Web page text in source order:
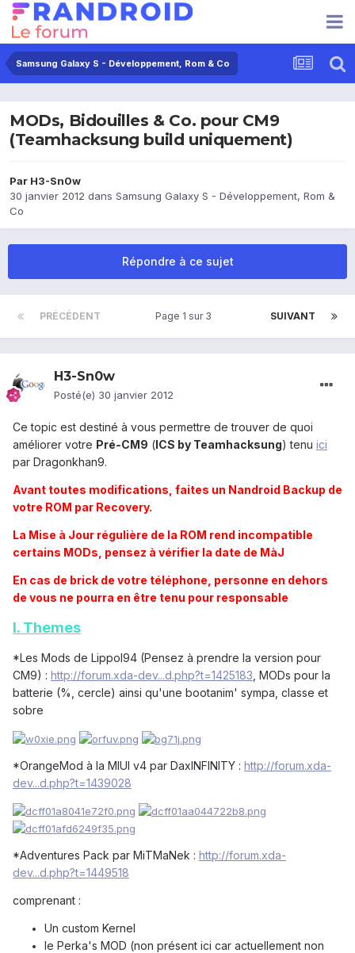
Samsung Galaxy S - Développement, Rom & Co
MODs, Bidouilles & Co. pour CM9
(Teamhacksung build uniquement)
Par H3-Sn0w
30 janvier 2012 dans Samsung Galaxy S - Développement, Rom &
Co
Répondre à ce sujet
PRÉCÉDENT SUIVANT
Page 1 sur 3
H3-Sn0w
Posté(e) 30 janvier 2012
Ce topic est destiné à vous permettre de trouver de quoi
améliorer votre Pré-CM9 (ICS by Teamhacksung) tenu ici
par Dragonkhan9.
Avant toutes modifications, faites un Nandroid Backup de
votre ROM par Recovery.
La Mise à Jour régulière de la ROM rend incompatible
certains MODs, pensez à vérifier la date de MàJ
En cas de brick de votre téléphone, personne en dehors
de vous ne pourra en être tenu pour responsable
I. Themes
*Les Mods de Lippol94 (Pensez à prendre la version pour
CM9) : http://forum.xda-dev...d.php?t=1425183 , MODs pour la
batterie (%, cercle) ainsi qu'une bootanim' sympa, classe et
sobre
*OrangeMod à la MIUI v4 par DaxINFINITY : http://forum.xda-
dev...d.php?t=1439028
*Adventures Pack par MiTMaNek : http://forum.xda-
dev...d.php?t=1449518
comprenant :
Un custom Kernel
le Perka's MOD (non présent ici car actuellement non